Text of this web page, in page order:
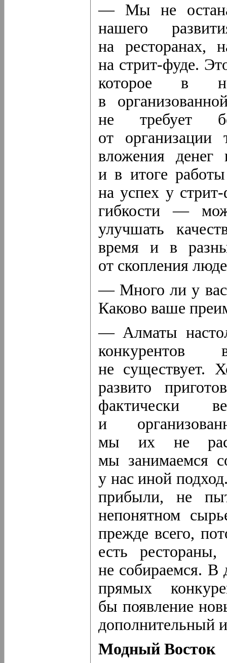
— Мы не
нашего
на ресторанах,
на стрит-фуде.
которое в
в
не требует
от
вложения
и в итоге
на успех у
гибкости —
улучшать
время и в
от скопления
— Много ли у вас
Каково ваше
— Алматы
конкурентов
не существует.
развито
фактически
и
мы их не
мы занимаемся
у нас иной
прибыли, не
непонятном
прежде всего,
есть
не собираемся.
прямых
бы появление
дополнительный
Модный Восток